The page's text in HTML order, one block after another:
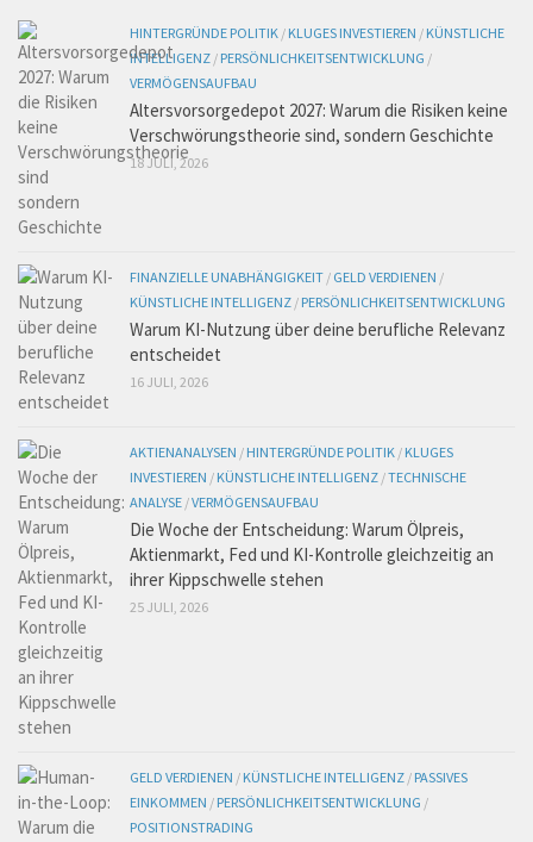
HINTERGRÜNDE POLITIK / KLUGES INVESTIEREN / KÜNSTLICHE
INTELLIGENZ / PERSÖNLICHKEITSENTWICKLUNG /
VERMÖGENSAUFBAU
Altersvorsorgedepot 2027: Warum die Risiken keine
Verschwörungstheorie sind, sondern Geschichte
18 JULI, 2026
FINANZIELLE UNABHÄNGIGKEIT / GELD VERDIENEN /
KÜNSTLICHE INTELLIGENZ / PERSÖNLICHKEITSENTWICKLUNG
Warum KI-Nutzung über deine berufliche Relevanz
entscheidet
16 JULI, 2026
AKTIENANALYSEN / HINTERGRÜNDE POLITIK / KLUGES
INVESTIEREN / KÜNSTLICHE INTELLIGENZ /TECHNISCHE
ANALYSE /VERMÖGENSAUFBAU
Die Woche der Entscheidung: Warum Ölpreis,
Aktienmarkt, Fed und KI-Kontrolle gleichzeitig an
ihrer Kippschwelle stehen
25 JULI, 2026
GELD VERDIENEN / KÜNSTLICHE INTELLIGENZ / PASSIVES
EINKOMMEN / PERSÖNLICHKEITSENTWICKLUNG /
POSITIONSTRADING